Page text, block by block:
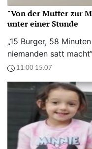
"Von der Mutter zur
unter einer Stunde
„15 Burger, 58
niemanden satt macht“
11:00 15.07